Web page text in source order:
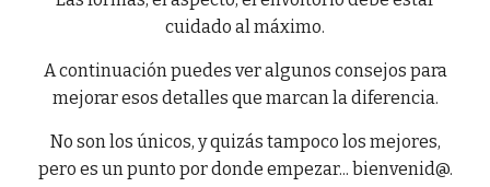
cuidado al máximo.
A continuación puedes ver algunos consejos para
mejorar esos detalles que marcan la diferencia.
No son los únicos, y quizás tampoco los mejores,
pero es un punto por donde empezar... bienvenid@.